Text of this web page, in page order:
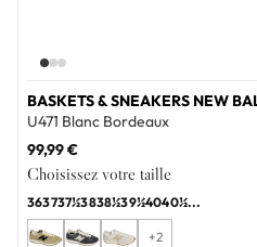
BASKETS & SNEAKERS NEW
U471 Blanc Bordeaux
99,99 €
Choisissez votre taille
363737½3838½39½4040½...
+2